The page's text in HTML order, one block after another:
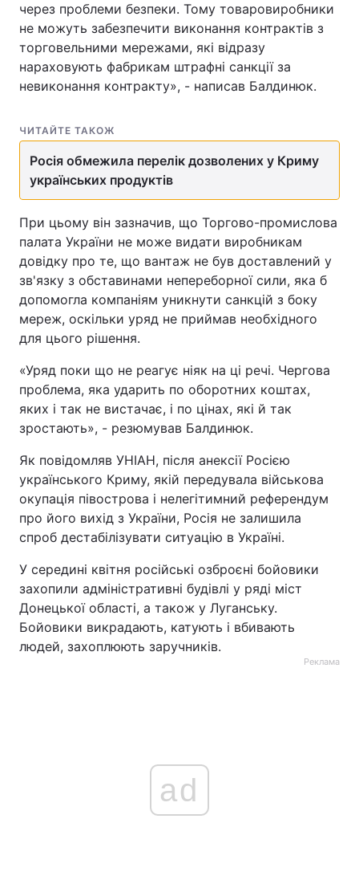
через проблеми безпеки. Тому товаровиробники
не можуть забезпечити виконання контрактів з
торговельними мережами, які відразу
нараховують фабрикам штрафні санкції за
невиконання контракту», - написав Балдинюк.
ЧИТАЙТЕ ТАКОЖ
Росія обмежила перелік дозволених у Криму
українських продуктів
При цьому він зазначив, що Торгово-промислова
палата України не може видати виробникам
довідку про те, що вантаж не був доставлений у
зв'язку з обставинами непереборної сили, яка б
допомогла компаніям уникнути санкцій з боку
мереж, оскільки уряд не приймав необхідного
для цього рішення.
«Уряд поки що не реагує ніяк на ці речі. Чергова
проблема, яка ударить по оборотних коштах,
яких і так не вистачає, і по цінах, які й так
зростають», - резюмував Балдинюк.
Як повідомляв УНІАН, після анексії Росією
українського Криму, якій передувала військова
окупація півострова і нелегітимний референдум
про його вихід з України, Росія не залишила
спроб дестабілізувати ситуацію в Україні.
У середині квітня російські озброєні бойовики
захопили адміністративні будівлі у ряді міст
Донецької області, а також у Луганську.
Бойовики викрадають, катують і вбивають
людей, захоплюють заручників.
Реклама
ad